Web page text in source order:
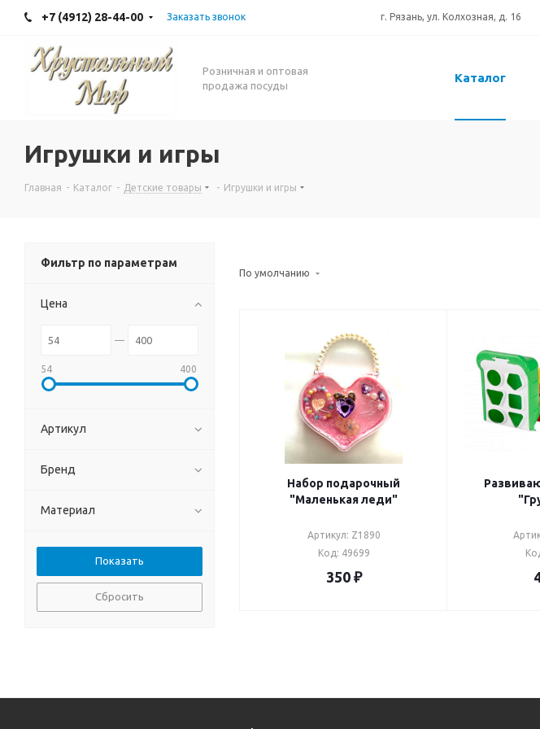
+7 (4912) 28-44-00 Заказать звонок г. Рязань, ул. Колхозная, д. 16
Розничная и оптовая
продажа посуды
Каталог
Игрушки и игры
Главная - Каталог - Детские товары - Игрушки и игры
По умолчанию
Набор подарочный
"Маленькая леди"
Артикул: Z1890
Код: 49699
350₽
Фильтр по параметрам
Цена
54 400
Артикул
Бренд
Материал
Сбросить